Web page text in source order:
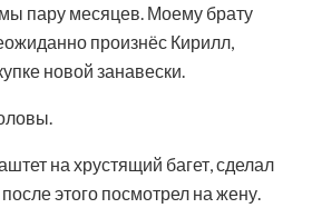
пару месяцев. Моему брату
произнёс Кирилл,
новой занавески.
на хрустящий багет, сделал
этого посмотрел на жену.